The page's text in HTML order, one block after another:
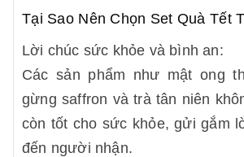
Tại Sao Nên Chọn Set Quà Tết
Lời chúc sức khỏe và bình an:
Các sản phẩm như mật ong
gừng saffron và trà tân niên
còn tốt cho sức khỏe, gửi gắm
đến người nhận.